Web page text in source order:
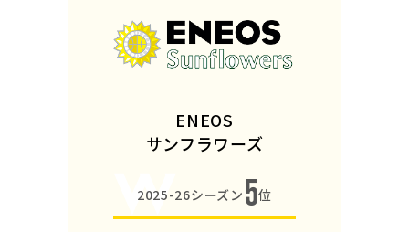
ENEOS
サンフラワーズ
2025-26シーズン 5位